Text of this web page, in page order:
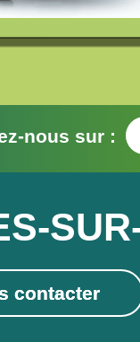
sur :
contacter